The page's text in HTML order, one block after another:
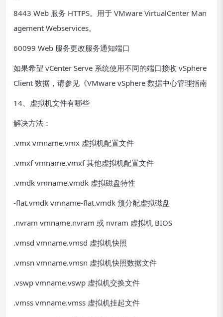
8443 Web 服务 HTTPS。用于 VMware VirtualCenter Man
agement Webservices。
60099 Web 服务更改服务通知端口
如果希望 vCenter Serve 系统使用不同的端口接收 vSphere
Client 数据，请参见《VMware vSphere 数据中心管理指南
14、虚拟机文件有哪些
解决方法：
.vmx vmname.vmx 虚拟机配置文件
.vmxf vmname.vmxf 其他虚拟机配置文件
.vmdk vmname.vmdk 虚拟磁盘特性
-flat.vmdk vmname-flat.vmdk 预分配虚拟磁盘
.nvram vmname.nvram 或 nvram 虚拟机 BIOS
.vmsd vmname.vmsd 虚拟机快照
.vmsn vmname.vmsn 虚拟机快照数据文件
.vswp vmname.vswp 虚拟机交换文件
.vmss vmname.vmss 虚拟机挂起文件